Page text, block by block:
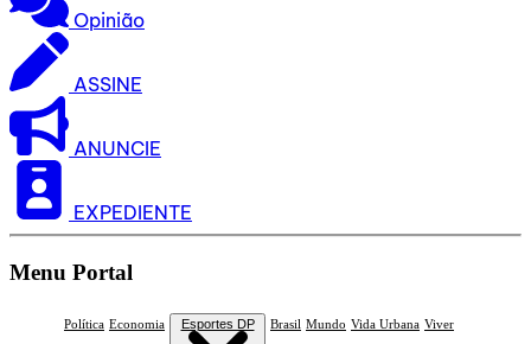
Opinião
ASSINE
ANUNCIE
EXPEDIENTE
Menu Portal
Política Economia Esportes DP Brasil Mundo Vida Urbana Viver